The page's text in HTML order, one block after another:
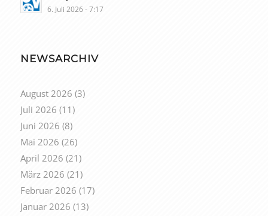
6. Juli 2026 - 7:17
NEWSARCHIV
August 2026 (3)
Juli 2026 (11)
Juni 2026 (8)
Mai 2026 (26)
April 2026 (21)
März 2026 (21)
Februar 2026 (17)
Januar 2026 (13)